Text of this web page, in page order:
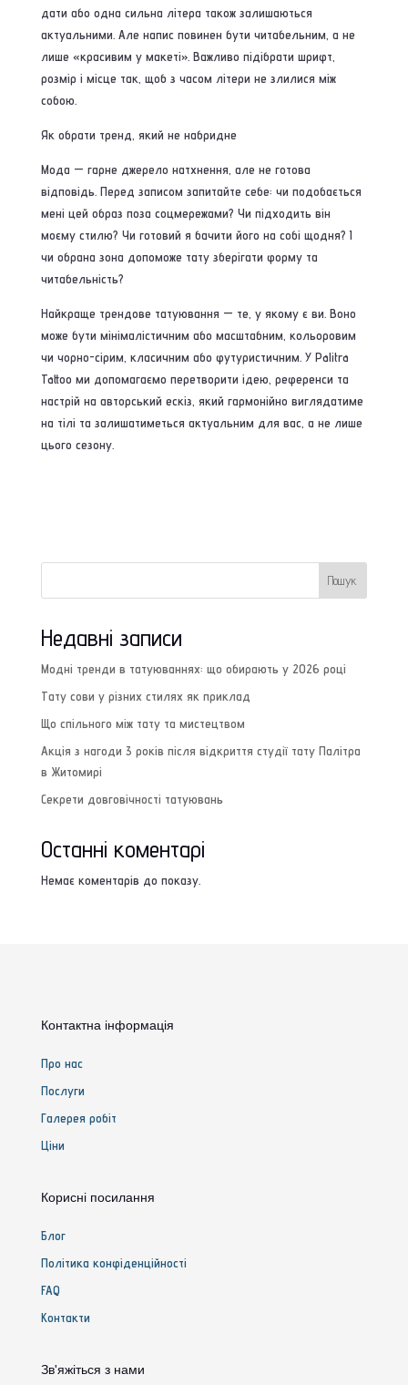
дати або одна сильна літера також залишаються
актуальними. Але напис повинен бути читабельним, а не
лише «красивим у макеті». Важливо підібрати шрифт,
розмір і місце так, щоб з часом літери не злилися між
собою.
Як обрати тренд, який не набридне
Мода — гарне джерело натхнення, але не готова
відповідь. Перед записом запитайте себе: чи подобається
мені цей образ поза соцмережами? Чи підходить він
моєму стилю? Чи готовий я бачити його на собі щодня? І
чи обрана зона допоможе тату зберігати форму та
читабельність?
Найкраще трендове татуювання — те, у якому є ви. Воно
може бути мінімалістичним або масштабним, кольоровим
чи чорно-сірим, класичним або футуристичним. У Palitra
Tattoo ми допомагаємо перетворити ідею, референси та
настрій на авторський ескіз, який гармонійно виглядатиме
на тілі та залишатиметься актуальним для вас, а не лише
цього сезону.
Пошук
Недавні записи
Модні тренди в татуюваннях: що обирають у 2026 році
Тату сови у різних стилях як приклад
Що спільного між тату та мистецтвом
Акція з нагоди 3 років після відкриття студії тату Палітра
в Житомирі
Секрети довговічності татуювань
Останні коментарі
Немає коментарів до показу.
Контактна інформація
Про нас
Послуги
Галерея робіт
Ціни
Корисні посилання
Блог
Політика конфіденційності
FAQ
Контакти
Зв'яжіться з нами